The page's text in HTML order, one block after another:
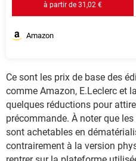
à partir de 31,02 €
Amazon
Ce sont les prix de base des
comme Amazon, E.Leclerc et
quelques réductions pour
précommande. À noter que
sont achetables en
contrairement à la version